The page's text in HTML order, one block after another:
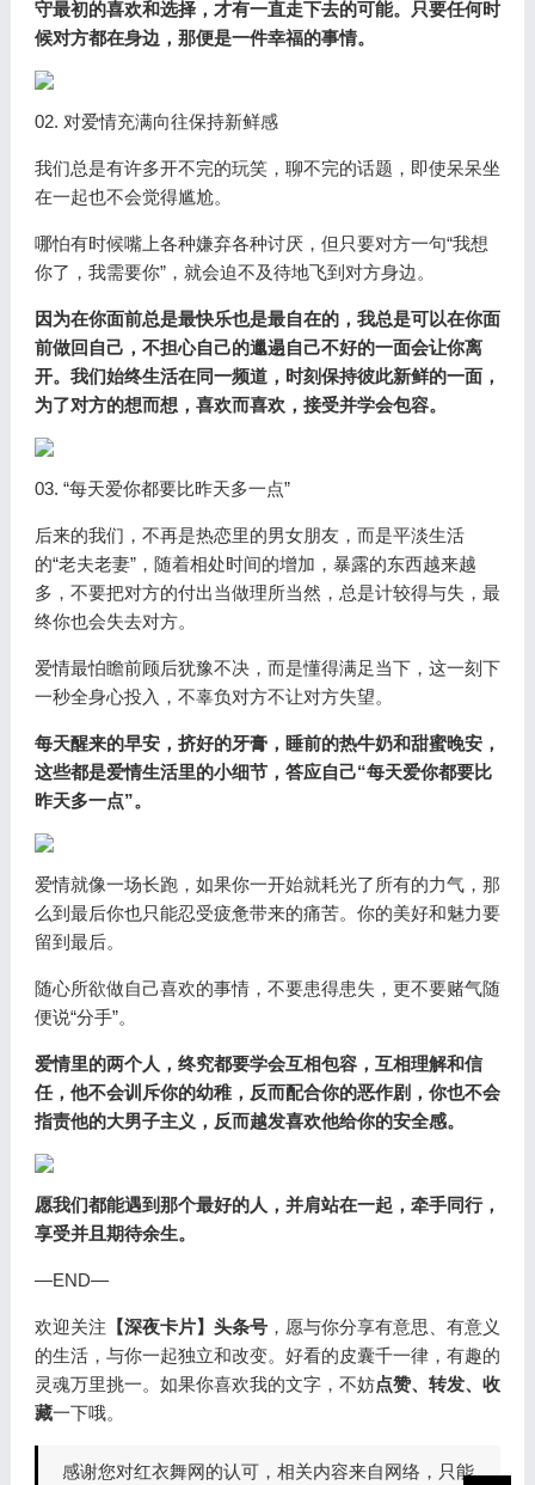
守最初的喜欢和选择，才有一直走下去的可能。只要任何时
候对方都在身边，那便是一件幸福的事情。
02. 对爱情充满向往保持新鲜感
我们总是有许多开不完的玩笑，聊不完的话题，即使呆呆坐
在一起也不会觉得尴尬。
哪怕有时候嘴上各种嫌弃各种讨厌，但只要对方一句“我想
你了，我需要你”，就会迫不及待地飞到对方身边。
因为在你面前总是最快乐也是最自在的，我总是可以在你面
前做回自己，不担心自己的邋遢自己不好的一面会让你离
开。我们始终生活在同一频道，时刻保持彼此新鲜的一面，
为了对方的想而想，喜欢而喜欢，接受并学会包容。
03. “每天爱你都要比昨天多一点”
后来的我们，不再是热恋里的男女朋友，而是平淡生活
的“老夫老妻”，随着相处时间的增加，暴露的东西越来越
多，不要把对方的付出当做理所当然，总是计较得与失，最
终你也会失去对方。
爱情最怕瞻前顾后犹豫不决，而是懂得满足当下，这一刻下
一秒全身心投入，不辜负对方不让对方失望。
每天醒来的早安，挤好的牙膏，睡前的热牛奶和甜蜜晚安，
这些都是爱情生活里的小细节，答应自己“每天爱你都要比
昨天多一点”。
爱情就像一场长跑，如果你一开始就耗光了所有的力气，那
么到最后你也只能忍受疲惫带来的痛苦。你的美好和魅力要
留到最后。
随心所欲做自己喜欢的事情，不要患得患失，更不要赌气随
便说“分手”。
爱情里的两个人，终究都要学会互相包容，互相理解和信
任，他不会训斥你的幼稚，反而配合你的恶作剧，你也不会
指责他的大男子主义，反而越发喜欢他给你的安全感。
愿我们都能遇到那个最好的人，并肩站在一起，牵手同行，
享受并且期待余生。
—END—
欢迎关注 【深夜卡片】头条号，愿与你分享有意思、有意义
的生活，与你一起独立和改变。好看的皮囊千一律，有趣的
灵魂万里挑一。如果你喜欢我的文字，不妨点赞、转发、收
藏一下哦。
感谢您对红衣舞网的认可，相关内容来自网络，只能